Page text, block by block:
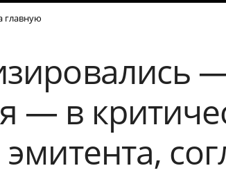
главную
— в